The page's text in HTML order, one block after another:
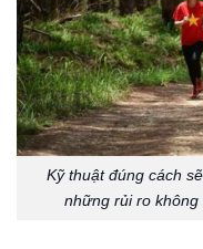
Kỹ thuật đúng cách
những rủi ro